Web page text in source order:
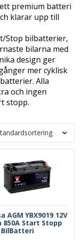
premium batteri
klarar upp till
Stop bilbatterier,
bilarna med
design ger
mer cyklisk
Alla
och ingen
stopp.
AGM YBX9019 12V
850A Start Stopp
BilBatteri